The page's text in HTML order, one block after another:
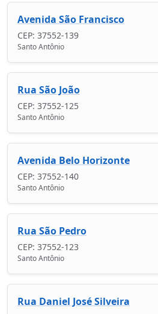
Avenida São Francisco
CEP: 37552-139
Santo Antônio
Rua São João
CEP: 37552-125
Santo Antônio
Avenida Belo Horizonte
CEP: 37552-140
Santo Antônio
Rua São Pedro
CEP: 37552-123
Santo Antônio
Rua Daniel José Silveira